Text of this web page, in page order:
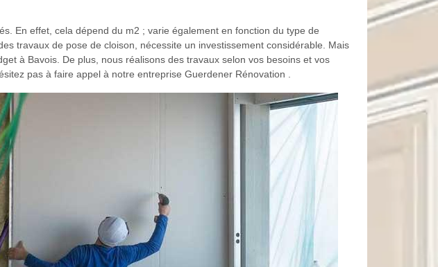
En effet, cela dépend du m2 ; varie également en fonction du type de
travaux de pose de cloison, nécessite un investissement considérable. Mais
à Bavois. De plus, nous réalisons des travaux selon vos besoins et vos
pas à faire appel à notre entreprise Guerdener Rénovation .